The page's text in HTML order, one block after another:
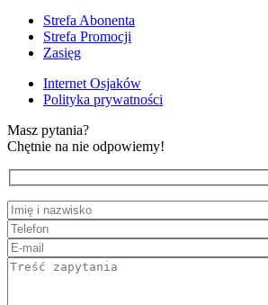
Strefa Abonenta
Strefa Promocji
Zasięg
Internet Osjaków
Polityka prywatności
Masz pytania?
Chętnie na nie odpowiemy!